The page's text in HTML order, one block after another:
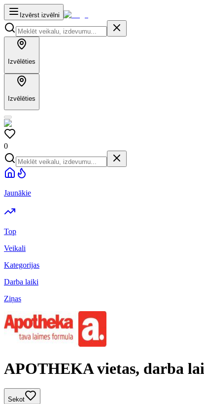
Izvērst izvēlni
Izvēlēties
Izvēlēties
0
Jaunākie
Top
Veikali
Kategorijas
Darba laiki
Ziņas
APOTHEKA vietas, darba
Sekot